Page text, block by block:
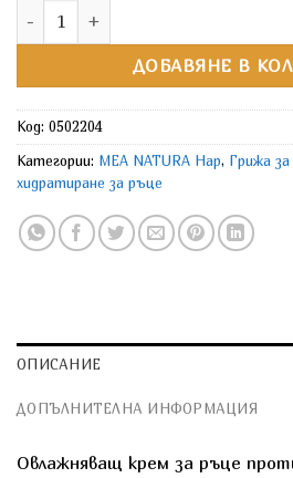
количество за MEA NATURA Нар
ДОБАВЯНЕ В
Код: 0502204
Категории: MEA NATURA Нар, Грижа
хидратиране за ръце
ОПИСАНИЕ
ДОПЪЛНИТЕЛНА ИНФОРМАЦИЯ
Овлажняващ крем за ръце